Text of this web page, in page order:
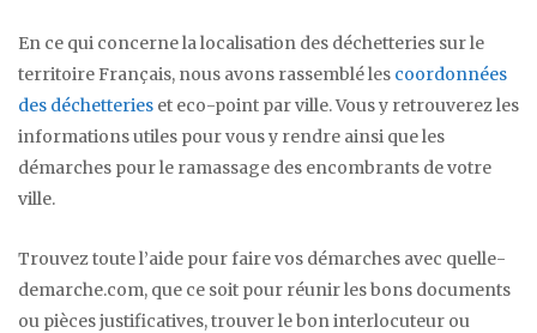
En ce qui concerne la localisation des déchetteries sur le
territoire Français, nous avons rassemblé les coordonnées
des déchetteries et eco-point par ville. Vous y retrouverez les
informations utiles pour vous y rendre ainsi que les
démarches pour le ramassage des encombrants de votre
ville.
Trouvez toute l’aide pour faire vos démarches avec quelle-
demarche.com, que ce soit pour réunir les bons documents
ou pièces justificatives, trouver le bon interlocuteur ou